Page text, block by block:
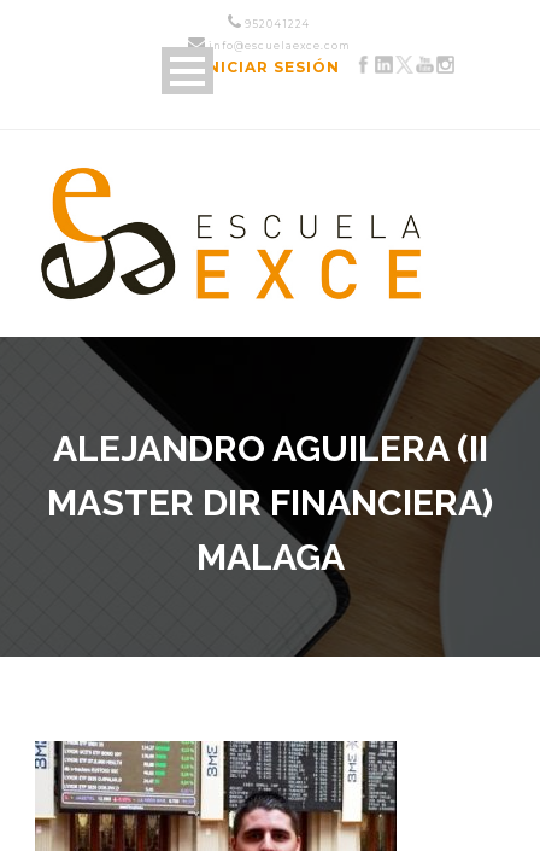
952 04 12 24
info@escuelaexce.com
INICIAR SESIÓN
ALEJANDRO AGUILERA (II
MASTER DIR FINANCIERA)
MALAGA